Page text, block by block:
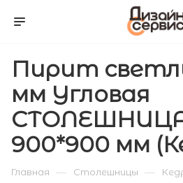
Пирит
мм Угловая
900*900 мм
Главная — Столешницы —